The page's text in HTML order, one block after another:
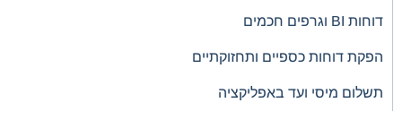
דוחות BI וגרפים חכמים
הפקת דוחות כספיים ותחזוקתיים
תשלום מיסי ועד באפליקציה